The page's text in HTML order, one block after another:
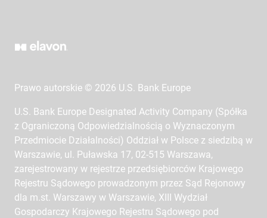
Prawo autorskie © 2026 U.S. Bank Europe
U.S. Bank Europe Designated Activity Company (Spółka
z Ograniczoną Odpowiedzialnością o Wyznaczonym
Przedmiocie Działalności) Oddział w Polsce z siedzibą w
Warszawie, ul. Puławska 17, 02-515 Warszawa,
zarejestrowany w rejestrze przedsiębiorców Krajowego
Rejestru Sądowego prowadzonym przez Sąd Rejonowy
dla m.st. Warszawy w Warszawie, XIII Wydział
Gospodarczy Krajowego Rejestru Sądowego pod